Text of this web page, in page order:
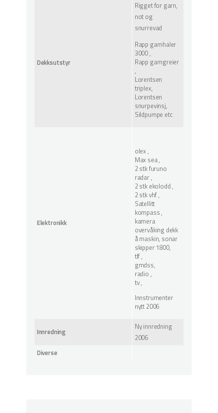
Dekksutstyr
Rigget for garn,
not og
snurrevad
Rapp garnhaler
3000 ,
Rapp garngreier
,
Lorentsen
triplex,
Lorentsen
snurpevinsj,
Sildpumpe etc
Elektronikk
olex ,
Max sea ,
2 stk furuno
radar ,
2 stk ekolodd ,
2 stk vhf ,
Satellitt
kompass ,
kamera
overvåking dekk
å maskin, sonar
skipper 1800,
tlf ,
gmdss,
radio ,
tv ,
Innstrumenter
nytt 2006
Innredning
Ny innredning
2006
Diverse